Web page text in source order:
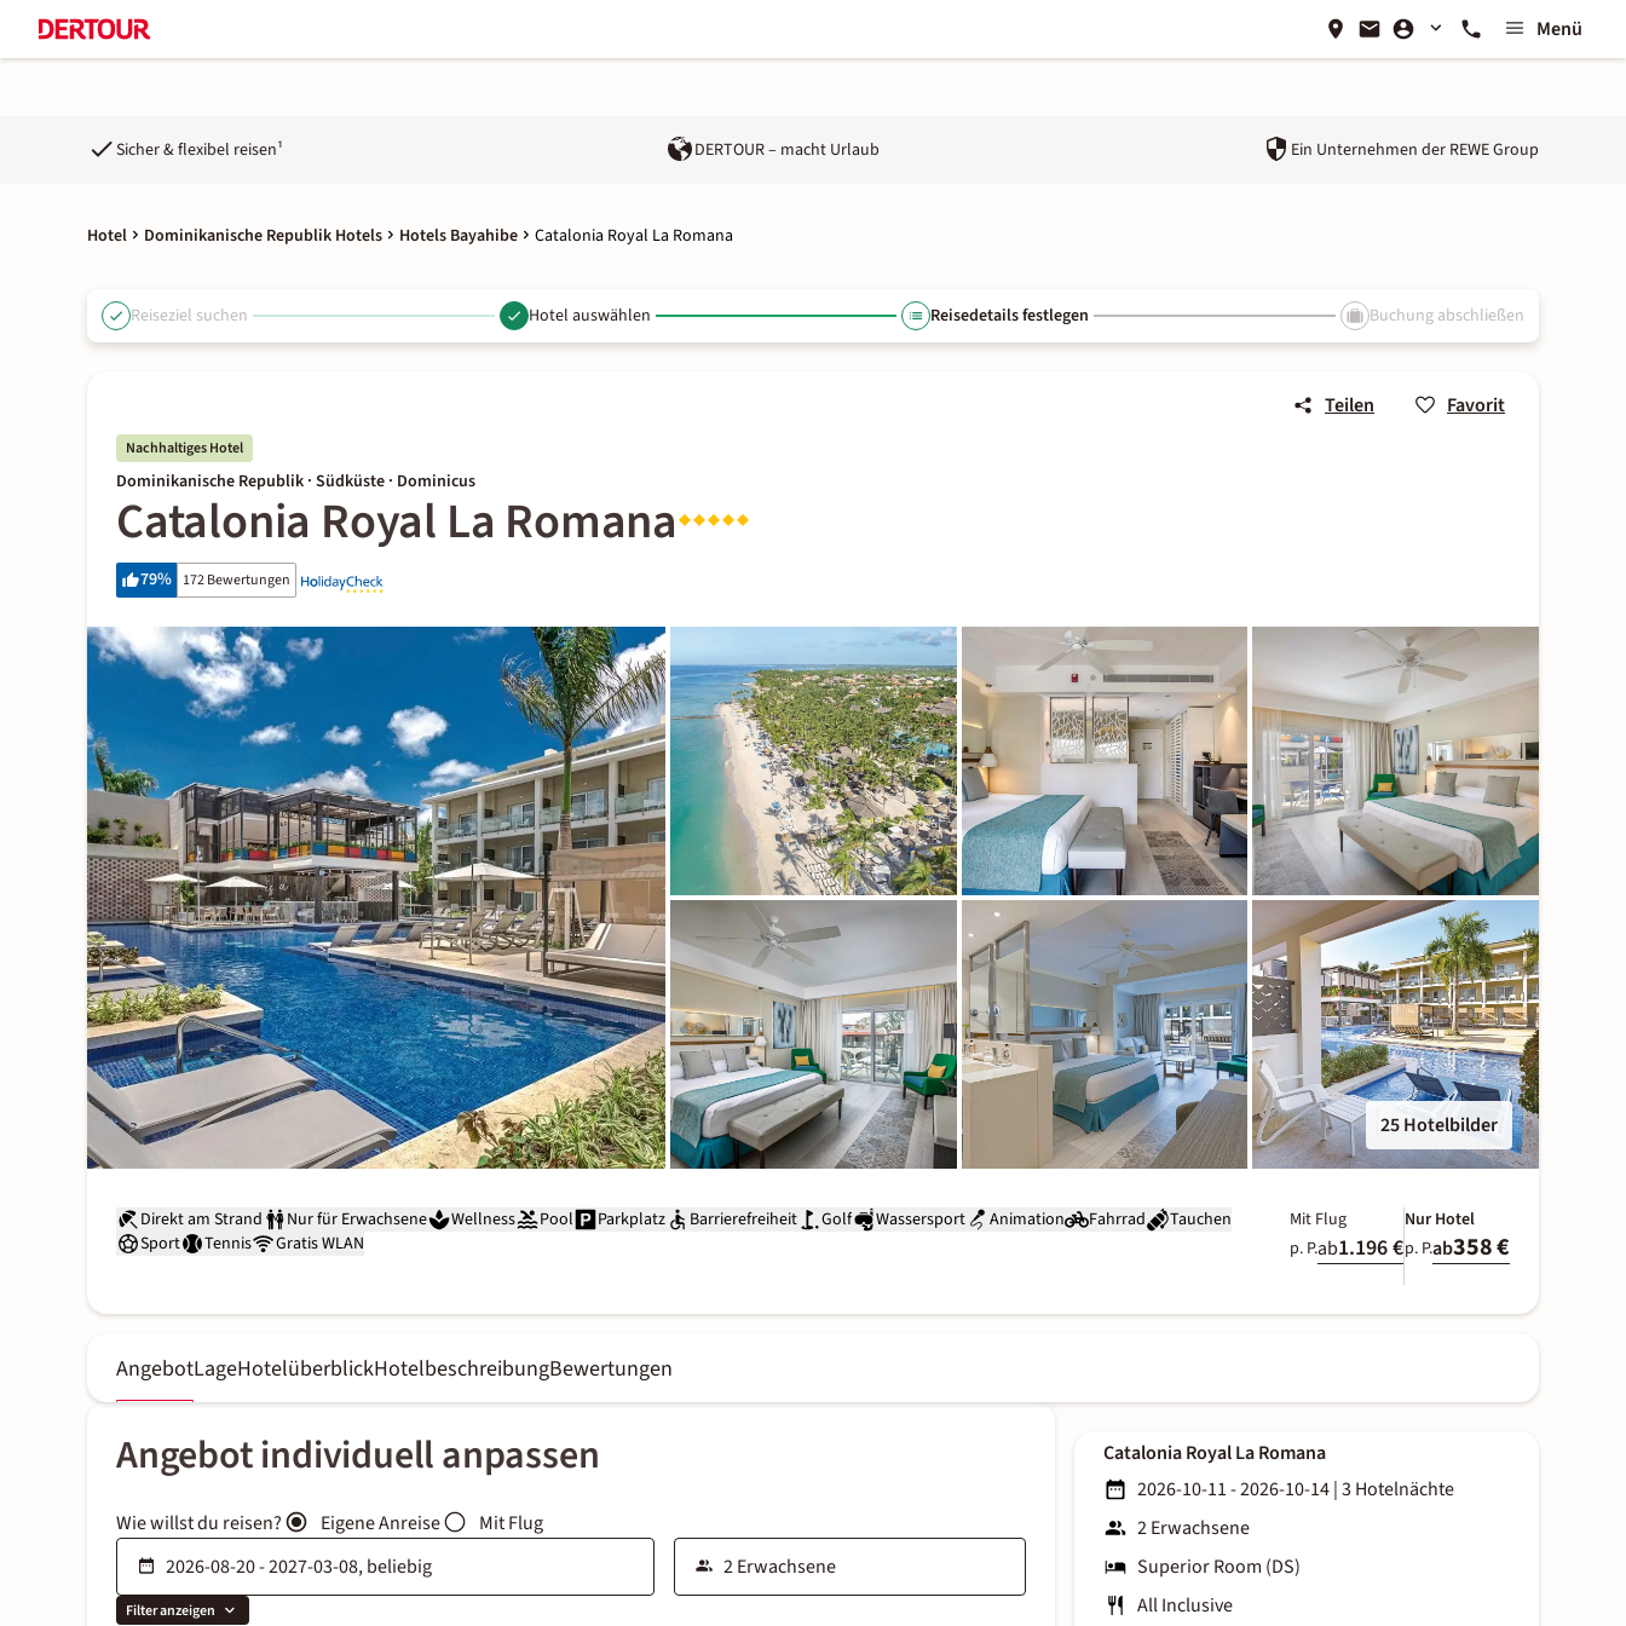
Menü
Sicher & flexibel reisen¹ DERTOUR – macht Urlaub Ein Unternehmen der REWE Group
Hotel Dominikanische Republik Hotels Hotels Bayahibe Catalonia Royal La Romana
Reiseziel suchen Hotel auswählen Reisedetails festlegen Buchung abschließen
Teilen Favorit
Nachhaltiges Hotel
Dominikanische Republik · Südküste · Dominicus
Catalonia Royal La Romana
79% 172 Bewertungen
25 Hotelbilder
Direkt am Strand Nur für Erwachsene Wellness Pool Parkplatz Barrierefreiheit Golf Wassersport Animation Fahrrad
Tauchen
Sport
Tennis Gratis WLAN
Mit Flug
p. P.ab1.196 €
Nur Hotel
p. P.ab358 €
AngebotLageHotelüberblickHotelbeschreibungBewertungen
Angebot individuell anpassen
Wie willst du reisen? Eigene Anreise Mit Flug
Filter anzeigen
Catalonia Royal La Romana
2026-10-11 - 2026-10-14|3 Hotelnächte
2 Erwachsene
Superior Room (DS)
All Inclusive